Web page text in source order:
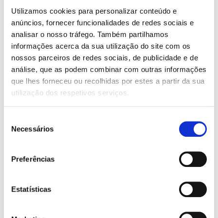
Utilizamos cookies para personalizar conteúdo e
anúncios, fornecer funcionalidades de redes sociais e
analisar o nosso tráfego. Também partilhamos
informações acerca da sua utilização do site com os
nossos parceiros de redes sociais, de publicidade e de
análise, que as podem combinar com outras informações
que lhes forneceu ou recolhidas por estes a partir da sua
utilização dos respetivos serviços.
Necessários
Preferências
Estatísticas
era:
12,99 €.
é:
9,09 €.
Jeff Kinney
14,99 €.
16,99
O Diário de um Banana 1
preço
11,89€O
preço
é:
O Diário de um Banana 10: